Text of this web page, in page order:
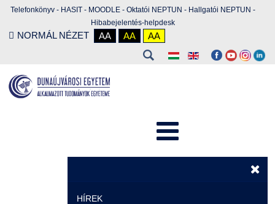
Telefonkönyv - HASIT - MOODLE - Oktatói NEPTUN - Hallgatói NEPTUN -
Hibabejelentés-helpdesk
NORMÁL NÉZET AA AA AA
HÍREK